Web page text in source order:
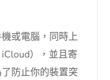
或電腦，同時上
），並且寄
防止你的裝置突